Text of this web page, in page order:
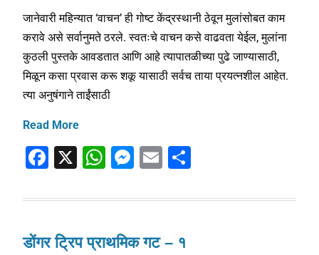
k
जानेवारी महिन्यात ‘वाचन’ ही गोष्ट केंद्रस्थानी ठेवून मुलांसोबत काम
करावे असे सर्वानुमते ठरले. स्वतःचे वाचन कसे वाढवता येईल, मुलांना
कुठली पुस्तके आवडतात आणि आहे त्यापातळीच्या पुढे जाण्यासाठी,
मिळून कसा प्रवास करू शकू यासाठी सर्वच ताया प्रयत्नशील आहेत.
त्या अनुषंगाने ताईंसाठी
Read More
F
c
b
X W
at
A
M
ss
n
E
ai
S
ar
डोंगर ट्रिप प्राथमिक गट – १